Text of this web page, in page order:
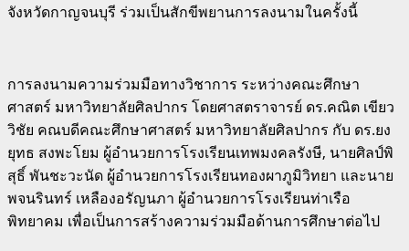
จังหวัดกาญจนบุรี ร่วมเป็นสักขีพยานการลงนามในครั้งนี้
การลงนามความร่วมมือทางวิชาการ ระหว่างคณะศึกษา
ศาสตร์ มหาวิทยาลัยศิลปากร โดยศาสตราจารย์ ดร.คณิต เขียว
วิชัย คณบดีคณะศึกษาศาสตร์ มหาวิทยาลัยศิลปากร กับ ดร.ยง
ยุทธ สงพะโยม ผู้อํานวยการโรงเรียนเทพมงคลรังษี, นายศิลป์พิ
สุธิ์ พันชะวะนัด ผู้อำนวยการโรงเรียนทองผาภูมิวิทยา และนาย
พจนรินทร์ เหลืองอรัญนภา ผู้อำนวยการโรงเรียนท่าเรือ
พิทยาคม เพื่อเป็นการสร้างความร่วมมือด้านการศึกษาต่อไป